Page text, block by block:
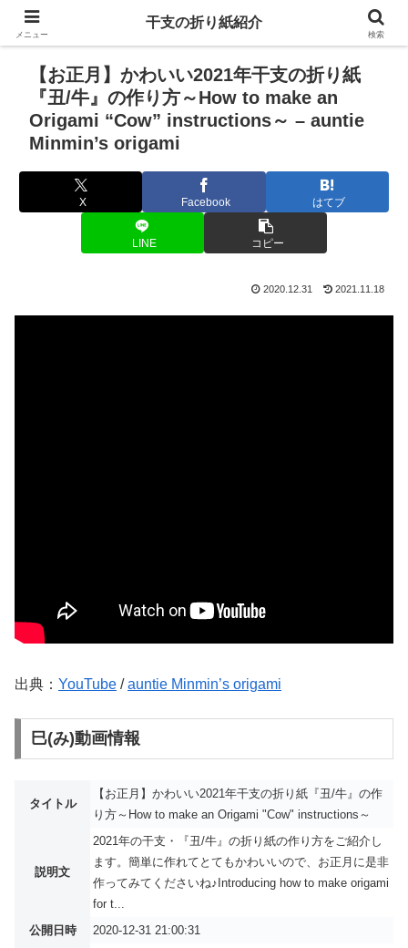
【お正月】かわいい2021年干支の折り紙
『丑/牛』の作り方～How to make an
Origami “Cow” instructions～ – auntie
Minmin’s origami
X Facebook はてブ
LINE コピー
2020.12.31 2021.11.18
出典： YouTube /auntie Minmin’s origami
巳(み)動画情報
タイトル
【お正月】かわいい2021年干支の折り紙『丑/牛』の作
り方～How to make an Origami "Cow" instructions～
説明文
2021年の干支・『丑/牛』の折り紙の作り方をご紹介し
ます。簡単に作れてとてもかわいいので、お正月に是非
作ってみてくださいね♪Introducing how to make origami
for t...
公開日時
2020-12-31 21:00:31
メニュー
干支の折り紙紹介
検索